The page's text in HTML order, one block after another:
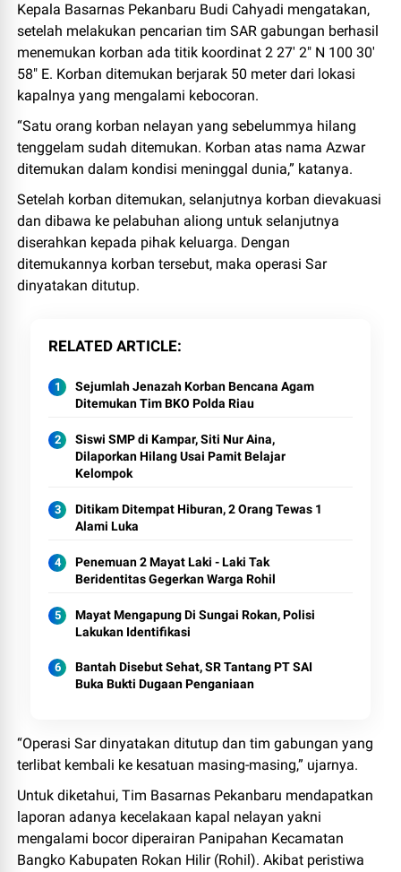
Kepala Basarnas Pekanbaru Budi Cahyadi mengatakan,
setelah melakukan pencarian tim SAR gabungan berhasil
menemukan korban ada titik koordinat 2 27' 2" N 100 30'
58" E. Korban ditemukan berjarak 50 meter dari lokasi
kapalnya yang mengalami kebocoran.
“Satu orang korban nelayan yang sebelummya hilang
tenggelam sudah ditemukan. Korban atas nama Azwar
ditemukan dalam kondisi meninggal dunia,” katanya.
Setelah korban ditemukan, selanjutnya korban dievakuasi
dan dibawa ke pelabuhan aliong untuk selanjutnya
diserahkan kepada pihak keluarga. Dengan
ditemukannya korban tersebut, maka operasi Sar
dinyatakan ditutup.
RELATED ARTICLE
Sejumlah Jenazah Korban Bencana Agam
Ditemukan Tim BKO Polda Riau
Siswi SMP di Kampar, Siti Nur Aina,
Dilaporkan Hilang Usai Pamit Belajar
Kelompok
Ditikam Ditempat Hiburan, 2 Orang Tewas 1
Alami Luka
Penemuan 2 Mayat Laki - Laki Tak
Beridentitas Gegerkan Warga Rohil
Mayat Mengapung Di Sungai Rokan, Polisi
Lakukan Identifikasi
Bantah Disebut Sehat, SR Tantang PT SAI
Buka Bukti Dugaan Penganiaan
“Operasi Sar dinyatakan ditutup dan tim gabungan yang
terlibat kembali ke kesatuan masing-masing,” ujarnya.
Untuk diketahui, Tim Basarnas Pekanbaru mendapatkan
laporan adanya kecelakaan kapal nelayan yakni
mengalami bocor diperairan Panipahan Kecamatan
Bangko Kabupaten Rokan Hilir (Rohil). Akibat peristiwa